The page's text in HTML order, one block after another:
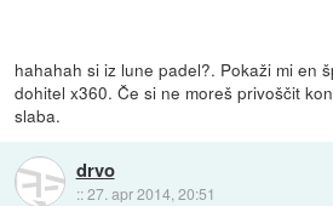
hahahah si iz lune padel?. Pokaži mi en
dohitel x360. Če si ne moreš privoščit
slaba.
drvo
::27. apr 2014, 20:51